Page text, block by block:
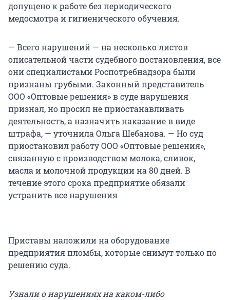
допущено к работе без периодического
медосмотра и гигиенического обучения.
— Всего нарушений — на несколько листов
описательной части судебного постановления, все
они специалистами Роспотребнадзора были
признаны грубыми. Законный представитель
ООО «Оптовые решения» в суде нарушения
признал, но просил не приостанавливать
деятельность, а назначить наказание в виде
штрафа, — уточнила Ольга Шебанова. — Но суд
приостановил работу ООО «Оптовые решения»,
связанную с производством молока, сливок,
масла и молочной продукции на 80 дней. В
течение этого срока предприятие обязали
устранить все нарушения
Приставы наложили на оборудование
предприятия пломбы, которые снимут только по
решению суда.
Узнали о нарушениях на каком-либо